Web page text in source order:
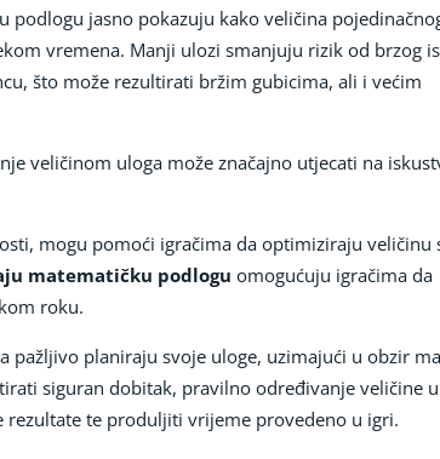
jasno pokazuju kako veličina
vremena. Manji ulozi smanjuju rizik od brzog
što može rezultirati bržim gubicima, ali i većim
veličinom uloga može značajno utjecati na
mogu pomoći igračima da optimiziraju veličinu
matematičku podlogu omogućuju igračima da
roku.
pažljivo planiraju svoje uloge, uzimajući u obzir
siguran dobitak, pravilno određivanje veličine
rezultate te produljiti vrijeme provedeno u igri.